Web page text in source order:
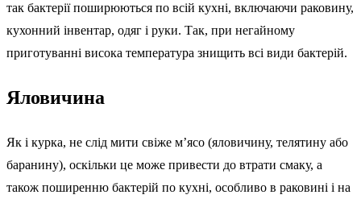
так бактерії поширюються по всій кухні, включаючи раковину,
кухонний інвентар, одяг і руки. Так, при негайному
приготуванні висока температура знищить всі види бактерій.
Яловичина
Як і курка, не слід мити свіже м’ясо (яловичину, телятину або
баранину), оскільки це може привести до втрати смаку, а
також поширенню бактерій по кухні, особливо в раковині і на